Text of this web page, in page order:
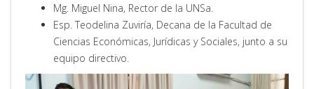
Mg. Miguel Nina, Rector de la UNSa.
Esp. Teodelina Zuviría, Decana de la Facultad de
Ciencias Económicas, Jurídicas y Sociales, junto a su
equipo directivo.